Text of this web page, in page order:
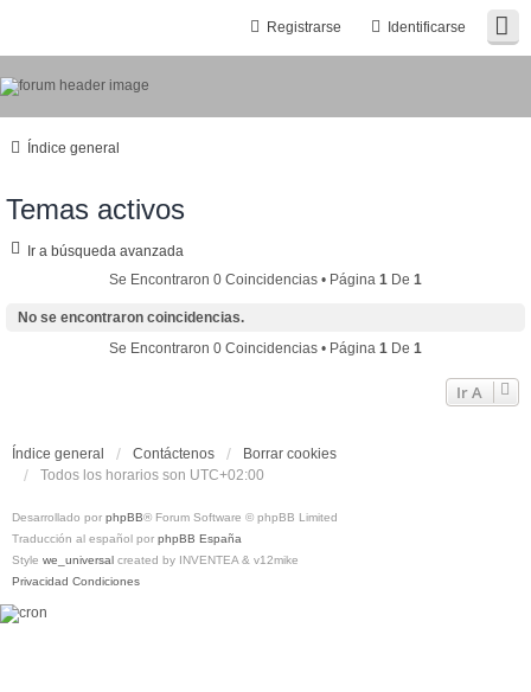
Identificarse
Registrarse
Índice general
Temas activos
Ir a búsqueda avanzada
Se Encontraron 0 Coincidencias • Página 1 De 1
No se encontraron coincidencias.
Se Encontraron 0 Coincidencias • Página 1 De 1
Ir A
Índice general Contáctenos
Borrar cookies
Todos los horarios son UTC+02:00
Desarrollado por phpBB® Forum Software © phpBB Limited
Traducción al español por phpBB España
Style we_universal created by INVENTEA & v12mike
Privacidad Condiciones